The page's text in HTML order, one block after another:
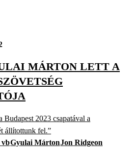
MÁRTON LETT A
2023 csapatával a
állítottunk fel.”
vbGyulai MártonJon Ridgeon